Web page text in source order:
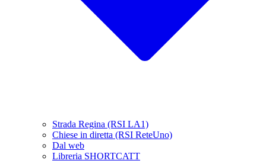
Strada Regina (RSI LA1)
Chiese in diretta (RSI ReteUno)
Dal web
Libreria SHORTCATT